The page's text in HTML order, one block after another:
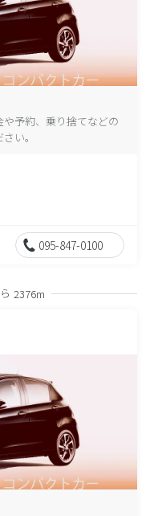
予約、乗り捨てなどの
い。
095-847-0100
2376m